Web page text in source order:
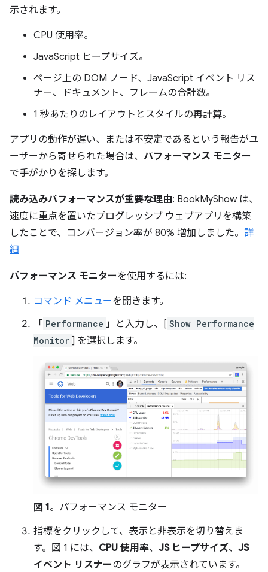
示されます。
CPU 使用率。
JavaScript ヒープサイズ。
ページ上の DOM ノード、JavaScript イベント リス
ナー、ドキュメント、フレームの合計数。
1 秒あたりのレイアウトとスタイルの再計算。
アプリの動作が遅い、または不安定であるという報告がユ
ーザーから寄せられた場合は、 パフォーマンス モニター
で手がかりを探します。
読み込みパフォーマンスが重要な理由: BookMyShow は、
速度に重点を置いたプログレッシブ ウェブアプリを構築
したことで、コンバージョン率が 80% 増加しました。 詳
細
パフォーマンス モニターを使用するには:
コマンド メニューを開きます。
「 Performance 」と入力し、[ Show Performance
Monitor ] を選択します。
図 1。パフォーマンス モニター
指標をクリックして、表示と非表示を切り替えま
す。図 1 には、 CPU 使用率、 JS ヒープサイズ、 JS
イベント リスナーのグラフが表示されています。